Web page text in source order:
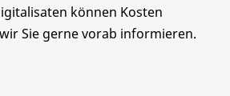
können Kosten
Sie gerne vorab informieren.